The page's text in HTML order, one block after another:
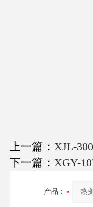
上一篇： XJL-
下一篇： XGY-
产品：